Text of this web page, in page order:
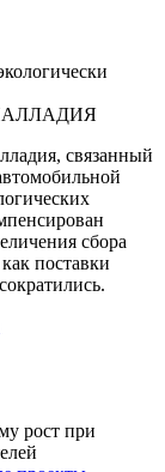
связанный
сбора
поставки
рост при